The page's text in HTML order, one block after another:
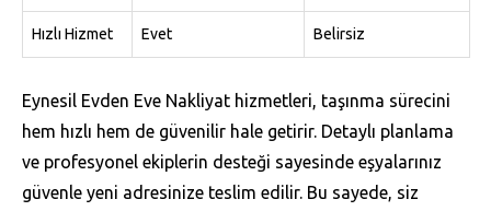
Hızlı Hizmet Evet Belirsiz
Eynesil Evden Eve Nakliyat hizmetleri, taşınma sürecini
hem hızlı hem de güvenilir hale getirir. Detaylı planlama
ve profesyonel ekiplerin desteği sayesinde eşyalarınız
güvenle yeni adresinize teslim edilir. Bu sayede, siz